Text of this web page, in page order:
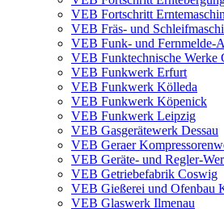
VEB Fortschritt
VEB Fräs- und
VEB Funk- und Fernmelde-
VEB Funktechnische Werke
VEB Funkwerk Erfurt
VEB Funkwerk Kölleda
VEB Funkwerk Köpenick
VEB Funkwerk Leipzig
VEB Gasgerätewerk Dessau
VEB Geraer
VEB Geräte- und Regler-
VEB Getriebefabrik Coswig
VEB Gießerei und Ofenbau
VEB Glaswerk Ilmenau